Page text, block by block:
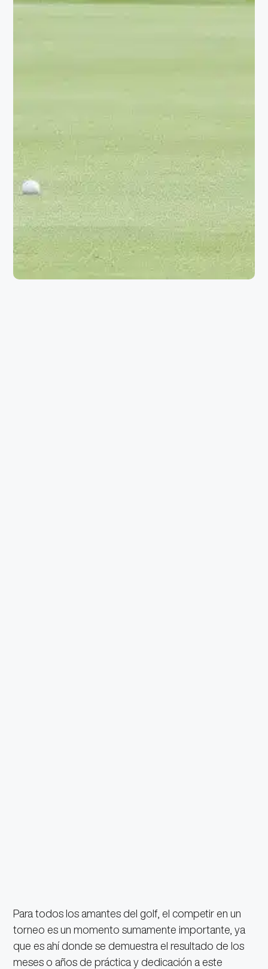
Para todos los amantes del golf, el competir en un
torneo es un momento sumamente importante, ya
que es ahí donde se demuestra el resultado de los
meses o años de práctica y dedicación a este